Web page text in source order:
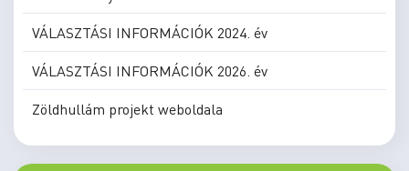
VÁLASZTÁSI INFORMÁCIÓK 2024. év
VÁLASZTÁSI INFORMÁCIÓK 2026. év
Zöldhullám projekt weboldala